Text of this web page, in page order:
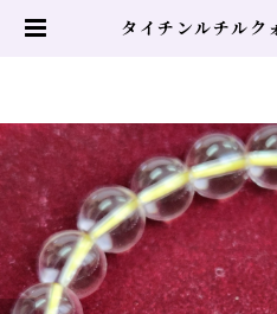
タイチンルチルク